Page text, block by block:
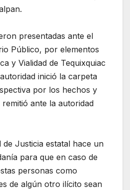
presentadas ante el
Público, por elementos
y Vialidad de Tequixquiac
inició la carpeta
por los hechos y
ante la autoridad
de Justicia estatal hace un
para que en caso de
personas como
de algún otro ilícito sean